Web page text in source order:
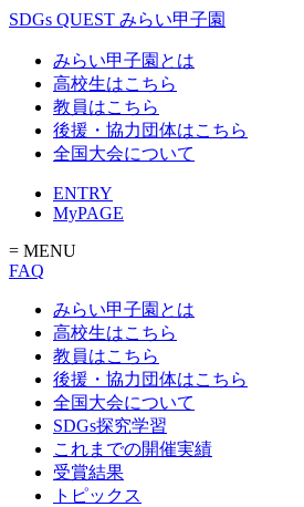
SDGs QUEST みらい甲子園
みらい甲子園とは
高校生はこちら
教員はこちら
後援・協力団体はこちら
全国大会について
ENTRY
MyPAGE
= MENU
FAQ
みらい甲子園とは
高校生はこちら
教員はこちら
後援・協力団体はこちら
全国大会について
SDGs探究学習
これまでの開催実績
受賞結果
トピックス